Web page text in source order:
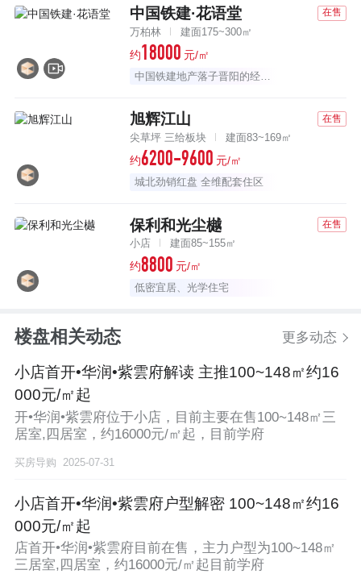
中国铁建·花语堂 在售
万柏林 建面175~300㎡
约18000 元/㎡
旭辉江山 在售
尖草坪 三给板块 建面83~169㎡
约6200-9600 元/㎡
城北劲销红盘 全维配套住区
保利和光尘樾 在售
小店 建面85~155㎡
约8800 元/㎡
低密宜居、光学住宅
楼盘相关动态 更多动态
小店首开•华润•紫雲府解读 主推100~148㎡约16
000元/㎡起
开•华润•紫雲府位于小店，目前主要在售100~148㎡三
居室,四居室，约16000元/㎡起，目前学府
买房导购 2025-07-31
小店首开•华润•紫雲府户型解密 100~148㎡约16
000元/㎡起
店首开•华润•紫雲府目前在售，主力户型为100~148㎡
三居室,四居室，约16000元/㎡起目前学府